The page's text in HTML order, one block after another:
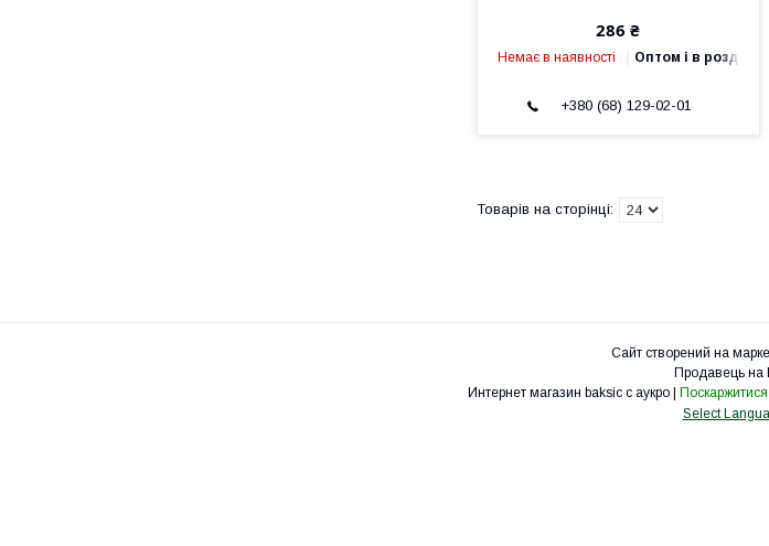
286 ₴
Немає в наявності Оптом і в роздріб
+380 (68) 129-02-01
Сайт створений на
Продавець на
Интернет магазин baksic с аукро |
Select